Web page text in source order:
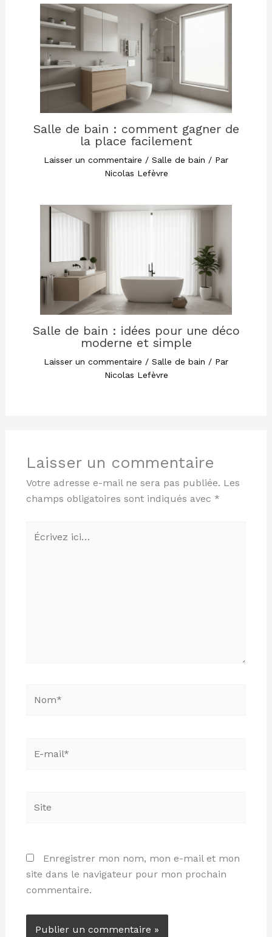
Salle de bain : comment gagner de
la place facilement
Laisser un commentaire / Salle de bain / Par
Nicolas Lefèvre
Salle de bain : idées pour une déco
moderne et simple
Laisser un commentaire / Salle de bain / Par
Nicolas Lefèvre
Laisser un commentaire
Votre adresse e-mail ne sera pas publiée. Les
champs obligatoires sont indiqués avec *
ici…
mail*
Enregistrer mon nom, mon e-mail et mon
site dans le navigateur pour mon prochain
commentaire.